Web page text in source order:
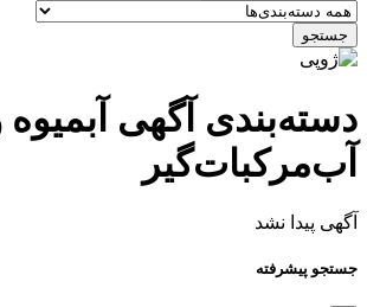
جستجو
دسته‌بندی آگهی آبمیوه
آب‌مرکبات‌گیر
آگهی پیدا نشد
جستجو پیشرفته